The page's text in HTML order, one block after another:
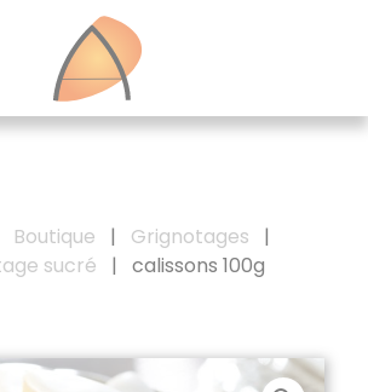
Boutique | Grignotages
|
sucré
| calissons 100g